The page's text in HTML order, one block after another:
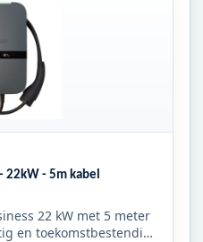
22kW - 5m kabel
22 kW met 5 meter
en toekomstbestendig